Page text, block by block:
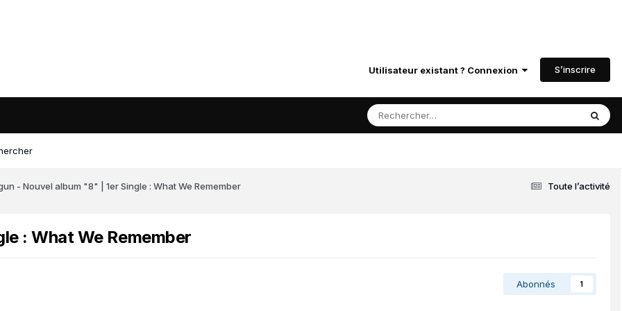
Utilisateur existant ? Connexion S’inscrire
Toute l’activité
- Nouvel album "8" | 1er Single : What We Remember
: What We Remember
Abonnés 1